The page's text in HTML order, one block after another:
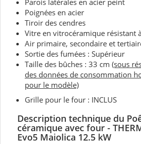
Parois latérales en acier peint
Poignées en acier
Tiroir des cendres
Vitre en vitrocéramique résistant
Air primaire, secondaire et
Sortie des fumées : Supérieur
Taille des bûches : 33 cm (sous
des données de consommation
pour le modèle)
Grille pour le four : INCLUS
Description technique du
céramique avec four -
Evo5 Maiolica 12.5 kW